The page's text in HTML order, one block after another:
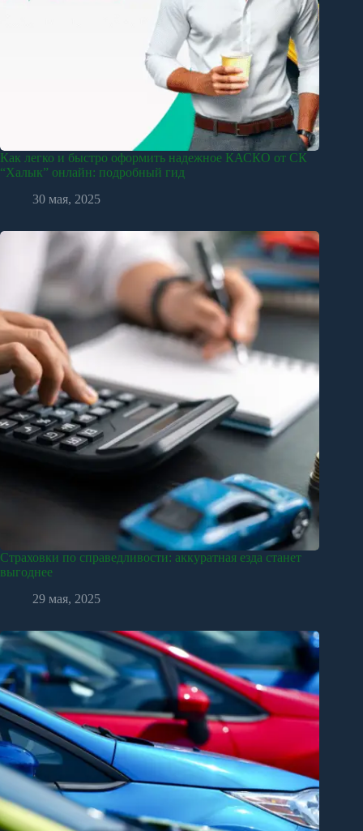
Как легко и быстро оформить надежное КАСКО от СК
“Халык” онлайн: подробный гид
30 мая, 2025
Страховки по справедливости: аккуратная езда станет
выгоднее
29 мая, 2025